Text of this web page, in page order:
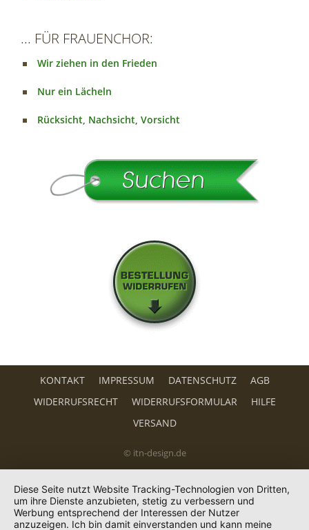
... FÜR FRAUENCHOR:
Wir ziehen in den Frieden
Nur ein Lächeln
Rücksicht, Nachsicht, Vorsicht
KONTAKT IMPRESSUM DATENSCHUTZ
AGB
WIDERRUFSRECHT
WIDERRUFSFORMULAR
HILFE
VERSAND
© itn-design.de
Diese Seite nutzt Website Tracking-Technologien von Dritten,
um ihre Dienste anzubieten, stetig zu verbessern und
Werbung entsprechend der Interessen der Nutzer
anzuzeigen. Ich bin damit einverstanden und kann meine